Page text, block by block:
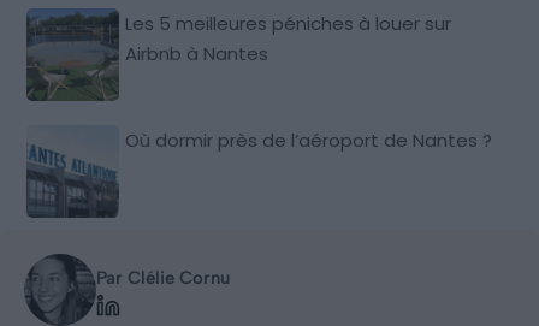
Les 5 meilleures péniches à louer sur
Airbnb à Nantes
Où dormir près de l’aéroport de Nantes ?
Par Clélie Cornu